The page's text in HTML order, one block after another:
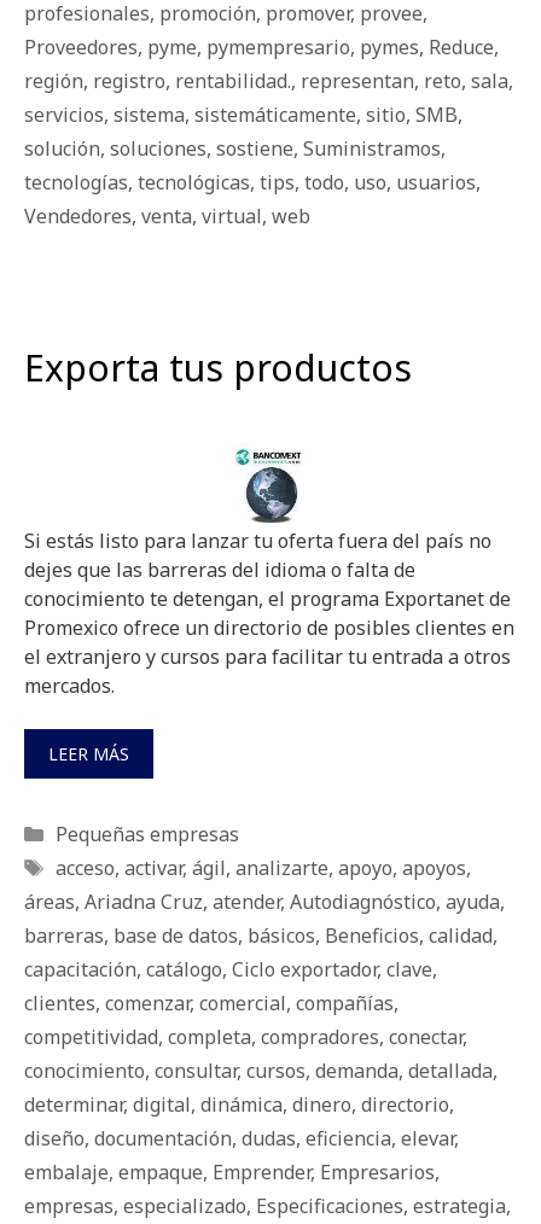
profesionales, promoción, promover, provee,
Proveedores, pyme, pymempresario, pymes, Reduce,
región, registro, rentabilidad., representan, reto, sala,
servicios, sistema, sistemáticamente, sitio, SMB,
solución, soluciones, sostiene, Suministramos,
tecnologías, tecnológicas, tips, todo, uso, usuarios,
Vendedores, venta, virtual, web
Exporta tus productos
Si estás listo para lanzar tu oferta fuera del país no
dejes que las barreras del idioma o falta de
conocimiento te detengan, el programa Exportanet de
Promexico ofrece un directorio de posibles clientes en
el extranjero y cursos para facilitar tu entrada a otros
mercados.
LEER MÁS
Categorías
Pequeñas empresas
Etiquetas
acceso, activar, ágil, analizarte, apoyo, apoyos,
áreas, Ariadna Cruz, atender, Autodiagnóstico, ayuda,
barreras, base de datos, básicos, Beneficios, calidad,
capacitación, catálogo, Ciclo exportador, clave,
clientes, comenzar, comercial, compañías,
competitividad, completa, compradores, conectar,
conocimiento, consultar, cursos, demanda, detallada,
determinar, digital, dinámica, dinero, directorio,
diseño, documentación, dudas, eficiencia, elevar,
embalaje, empaque, Emprender, Empresarios,
empresas, especializado, Especificaciones, estrategia,